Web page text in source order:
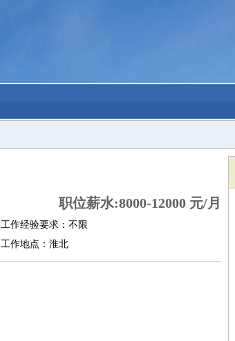
职位薪水:8000-12000 元/月
工作经验要求：不限
工作地点：淮北